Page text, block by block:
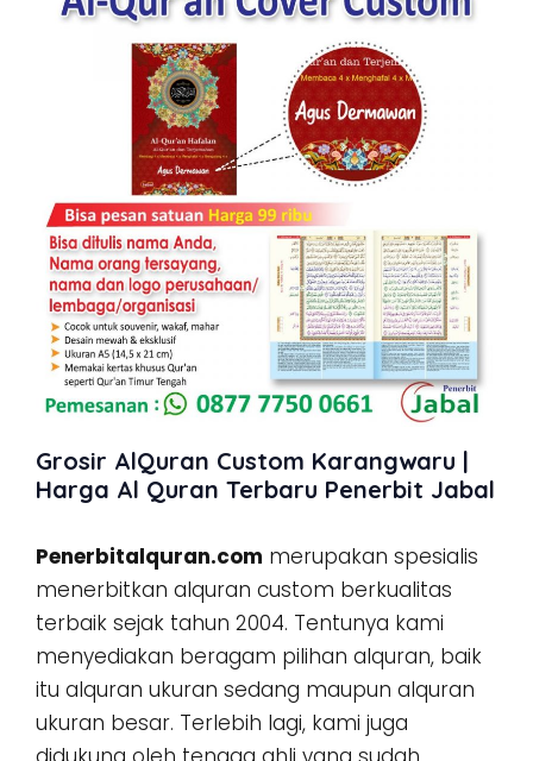
Grosir AlQuran Custom Karangwaru |
Harga Al Quran Terbaru Penerbit Jabal
Penerbitalquran.com merupakan spesialis
menerbitkan alquran custom berkualitas
terbaik sejak tahun 2004. Tentunya kami
menyediakan beragam pilihan alquran, baik
itu alquran ukuran sedang maupun alquran
ukuran besar. Terlebih lagi, kami juga